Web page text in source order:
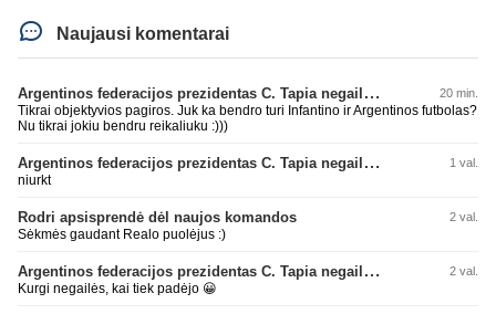
Naujausi komentarai
Argentinos federacijos prezidentas C. Tapia negailėjo pagyrų G. Infantino 20 min.
Tikrai objektyvios pagiros. Juk ka bendro turi Infantino ir Argentinos futbolas?
Nu tikrai jokiu bendru reikaliuku :)))
Argentinos federacijos prezidentas C. Tapia negailėjo pagyrų G. Infantino 1 val.
niurkt
Rodri apsisprendė dėl naujos komandos 2 val.
Sėkmės gaudant Realo puolėjus :)
Argentinos federacijos prezidentas C. Tapia negailėjo pagyrų G. Infantino 2 val.
Kurgi negailės, kai tiek padėjo 😀